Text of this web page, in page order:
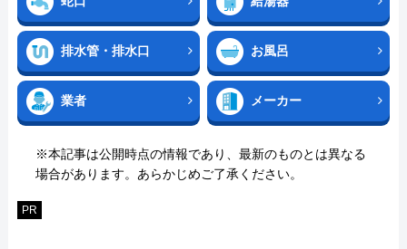
排水管・排水口 お風呂
業者 メーカー
※本記事は公開時点の情報であり、最新のものとは異なる
場合があります。あらかじめご了承ください。
PR